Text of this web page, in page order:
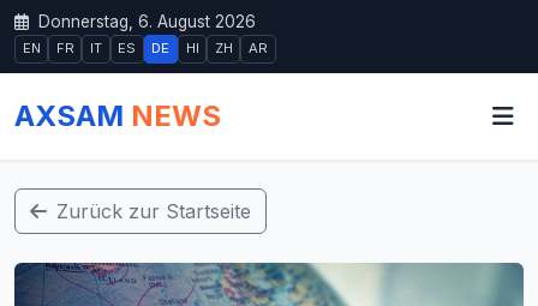
Donnerstag, 6. August 2026
EN FR IT ES DE HI ZH AR
AXSAM NEWS
Zurück zur Startseite